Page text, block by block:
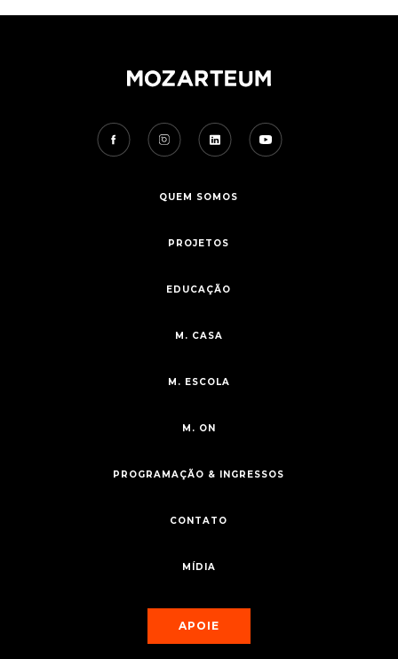
QUEM SOMOS
PROJETOS
EDUCAÇÃO
M. CASA
M. ESCOLA
M. ON
PROGRAMAÇÃO & INGRESSOS
CONTATO
MÍDIA
APOIE